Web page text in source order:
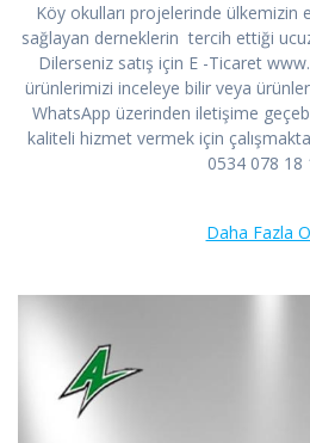
Köy okulları projelerinde ülkemizin
sağlayan derneklerin tercih ettiği
Dilerseniz satış için E -Ticaret
ürünlerimizi inceleye bilir veya
WhatsApp üzerinden iletişime
kaliteli hizmet vermek için
0534 078 18
Daha Fazla